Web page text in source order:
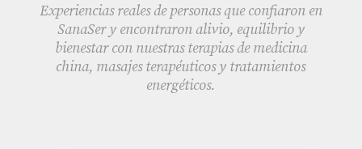
Experiencias reales de personas que confiaron en
SanaSer y encontraron alivio, equilibrio y
bienestar con nuestras terapias de medicina
china, masajes terapéuticos y tratamientos
energéticos.